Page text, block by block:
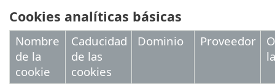
Cookies analíticas básicas
Nombre
de la
cookie
Caducidad
de las
cookies
Dominio Proveedor